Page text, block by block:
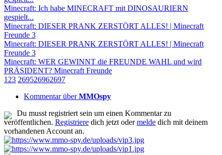
Minecraft: Ich habe MINECRAFT mit DINOSAURIERN
gespielt...
Minecraft: DIESER PRANK ZERSTÖRT ALLES! | Minecraft
Freunde 3
Minecraft: DIESER PRANK ZERSTÖRT ALLES! | Minecraft
Freunde 3
Minecraft: WER GEWINNT die FREUNDE WAHL und wird
PRÄSIDENT? Minecraft Freunde
1 23 269526962697
Kommentar überMMOspy
Du musst registriert sein um einen Kommentar zu
veröffentlichen. Registriere dich jetzt odermelde dich mit deinem
vorhandenen Account an.